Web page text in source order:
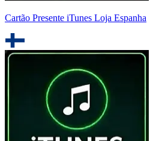
Cartão Presente iTunes Loja Espanha